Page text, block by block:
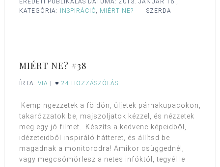
EREDETI PUBLIKÁLÁS DÁTUMA: 2013. JANUÁR 16.,
SZERDA
KATEGÓRIA: INSPIRÁCIÓ, MIÉRT NE?
MIÉRT NE? #38
ÍRTA: VIA | 24 HOZZÁSZÓLÁS
Kempingezzetek a földön, üljetek párnakupacokon,
takarózzatok be, majszoljatok kézzel, és nézzetek
meg egy jó filmet. Készíts a kedvenc képeidből,
idézeteidből inspiráló hátteret, és állítsd be
magadnak a monitorodra! Amikor csüggednél,
vagy megcsömörlesz a netes infóktól, tegyél le